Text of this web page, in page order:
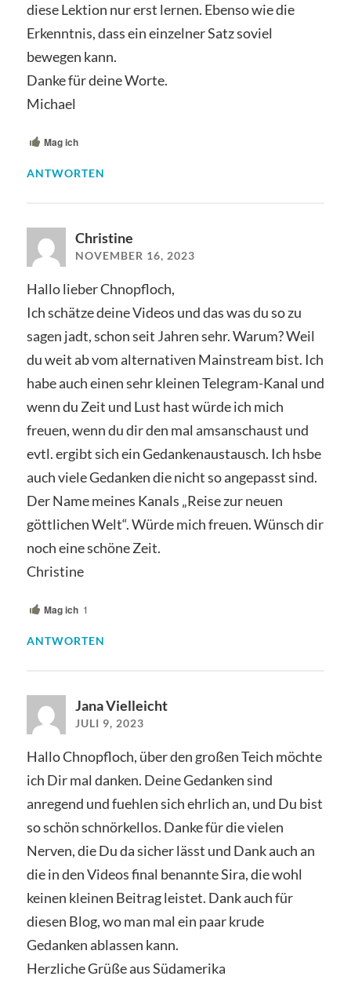
diese Lektion nur erst lernen. Ebenso wie die
Erkenntnis, dass ein einzelner Satz soviel
bewegen kann.
Danke für deine Worte.
Michael
Mag ich
ANTWORTEN
Christine
NOVEMBER 16, 2023
Hallo lieber Chnopfloch,
Ich schätze deine Videos und das was du so zu
sagen jadt, schon seit Jahren sehr. Warum? Weil
du weit ab vom alternativen Mainstream bist. Ich
habe auch einen sehr kleinen Telegram-Kanal und
wenn du Zeit und Lust hast würde ich mich
freuen, wenn du dir den mal amsanschaust und
evtl. ergibt sich ein Gedankenaustausch. Ich hsbe
auch viele Gedanken die nicht so angepasst sind.
Der Name meines Kanals „Reise zur neuen
göttlichen Welt“. Würde mich freuen. Wünsch dir
noch eine schöne Zeit.
Christine
Mag ich 1
ANTWORTEN
Jana Vielleicht
JULI 9, 2023
Hallo Chnopfloch, über den großen Teich möchte
ich Dir mal danken. Deine Gedanken sind
anregend und fuehlen sich ehrlich an, und Du bist
so schön schnörkellos. Danke für die vielen
Nerven, die Du da sicher lässt und Dank auch an
die in den Videos final benannte Sira, die wohl
keinen kleinen Beitrag leistet. Dank auch für
diesen Blog, wo man mal ein paar krude
Gedanken ablassen kann.
Herzliche Grüße aus Südamerika